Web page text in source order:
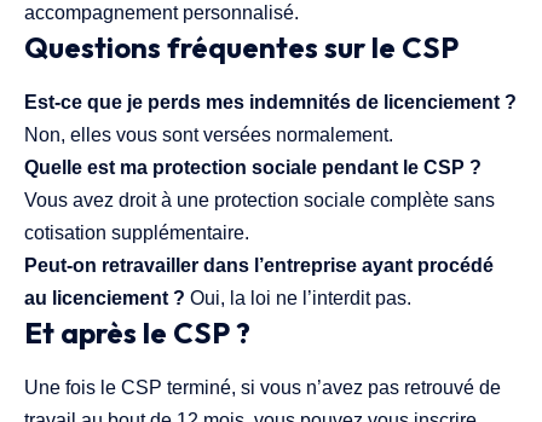
accompagnement personnalisé.
Questions fréquentes sur le CSP
Est-ce que je perds mes indemnités de licenciement ?
Non, elles vous sont versées normalement.
Quelle est ma protection sociale pendant le CSP ?
Vous avez droit à une protection sociale complète sans
cotisation supplémentaire.
Peut-on retravailler dans l’entreprise ayant procédé
au licenciement ? Oui, la loi ne l’interdit pas.
Et après le CSP ?
Une fois le CSP terminé, si vous n’avez pas retrouvé de